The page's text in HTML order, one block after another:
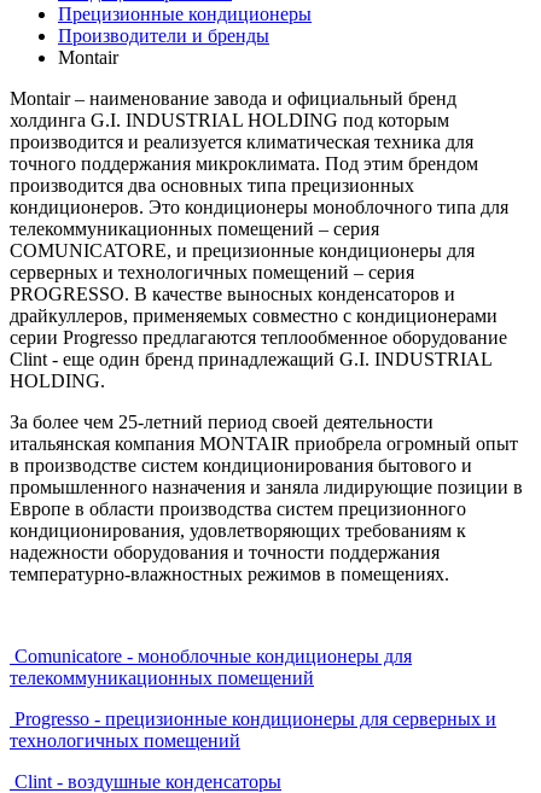
Прецизионные кондиционеры
Производители и бренды
Montair
Montair – наименование завода и официальный бренд
холдинга G.I. INDUSTRIAL HOLDING под которым
производится и реализуется климатическая техника для
точного поддержания микроклимата. Под этим брендом
производится два основных типа прецизионных
кондиционеров. Это кондиционеры моноблочного типа для
телекоммуникационных помещений – серия
COMUNICATORE, и прецизионные кондиционеры для
серверных и технологичных помещений – серия
PROGRESSO. В качестве выносных конденсаторов и
драйкуллеров, применяемых совместно с кондиционерами
серии Progresso предлагаются теплообменное оборудование
Clint - еще один бренд принадлежащий G.I. INDUSTRIAL
HOLDING.
За более чем 25-летний период своей деятельности
итальянская компания MONTAIR приобрела огромный опыт
в производстве систем кондиционирования бытового и
промышленного назначения и заняла лидирующие позиции в
Европе в области производства систем прецизионного
кондиционирования, удовлетворяющих требованиям к
надежности оборудования и точности поддержания
температурно-влажностных режимов в помещениях.
Comunicatore - моноблочные кондиционеры для
телекоммуникационных помещений
Progresso - прецизионные кондиционеры для серверных и
технологичных помещений
Clint - воздушные конденсаторы